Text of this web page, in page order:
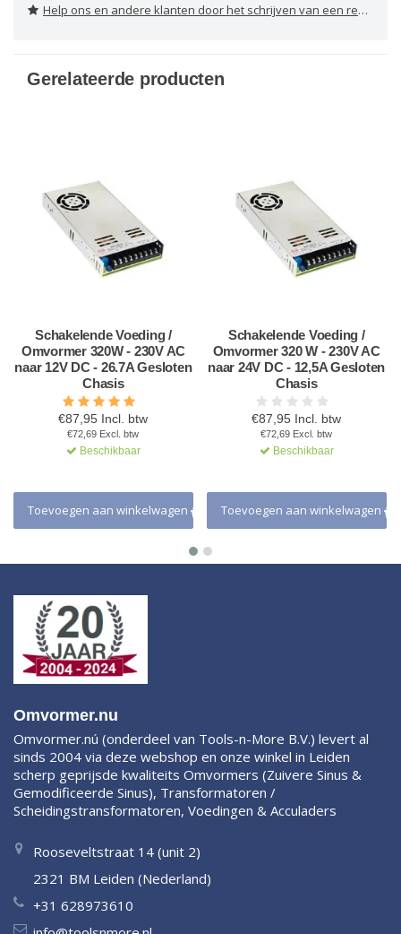
Help ons en andere klanten door het schrijven van een review
Gerelateerde producten
Schakelende Voeding /
Omvormer 320W - 230V AC
naar 12V DC - 26.7A Gesloten
Chasis
€87,95 Incl. btw
€72,69 Excl. btw
Beschikbaar
Toevoegen aan winkelwagen
Schakelende Voeding /
Omvormer 320 W - 230V AC
naar 24V DC - 12,5A Gesloten
Chasis
€87,95 Incl. btw
€72,69 Excl. btw
Beschikbaar
Toevoegen aan winkelwagen
Omvormer.nu
Omvormer.nú (onderdeel van Tools-n-More B.V.) levert al
sinds 2004 via deze webshop en onze winkel in Leiden
scherp geprijsde kwaliteits Omvormers (Zuivere Sinus &
Gemodificeerde Sinus), Transformatoren /
Scheidingstransformatoren, Voedingen & Acculaders
Rooseveltstraat 14 (unit 2)
2321 BM Leiden (Nederland)
+31 628973610